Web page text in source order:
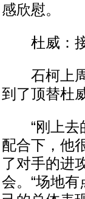
感欣慰。
杜威：接
石柯上周
到了顶替杜
“刚上去的
配合下，他
了对手的进
会。“场地